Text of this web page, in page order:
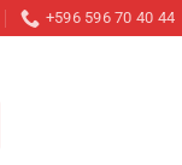
+596 596 70 40 44